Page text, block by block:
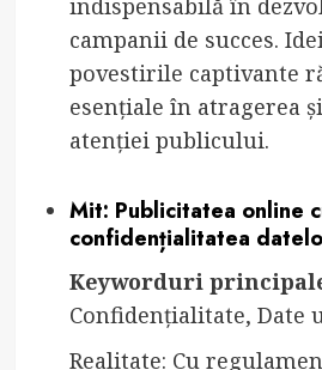
indispensabilă în
campanii de succes.
povestirile captivante
esențiale în atragerea
atenției publicului.
Mit: Publicitatea online
confidențialitatea
Keyworduri
Confidențialitate, Date
Realitate: Cu